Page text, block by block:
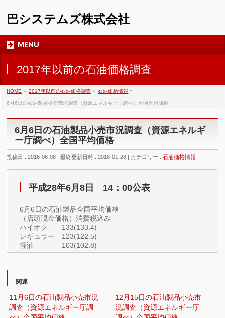
巴システムズ株式会社
MENU
2017年以前の石油価格調査
HOME » 2017年以前の石油価格調査 » 石油価格情報 »
6月6日の石油製品小売市況調査（資源エネルギー庁調べ）全国平均価格
6月6日の石油製品小売市況調査（資源エネルギ
ー庁調べ）全国平均価格
投稿日 : 2016-06-08 最終更新日時 : 2018-01-28 カテゴリー :石油価格情報
平成28年6月8日 14：00公表
6月6日の石油製品全国平均価格
（店頭現金価格）消費税込み
ハイオク 133(133.4)
レギュラー 123(122.5)
軽油 103(102.8)
関連
11月6日の石油製品小売市況
調査（資源エネルギー庁調
12月15日の石油製品小売市
況調査（資源エネルギー庁